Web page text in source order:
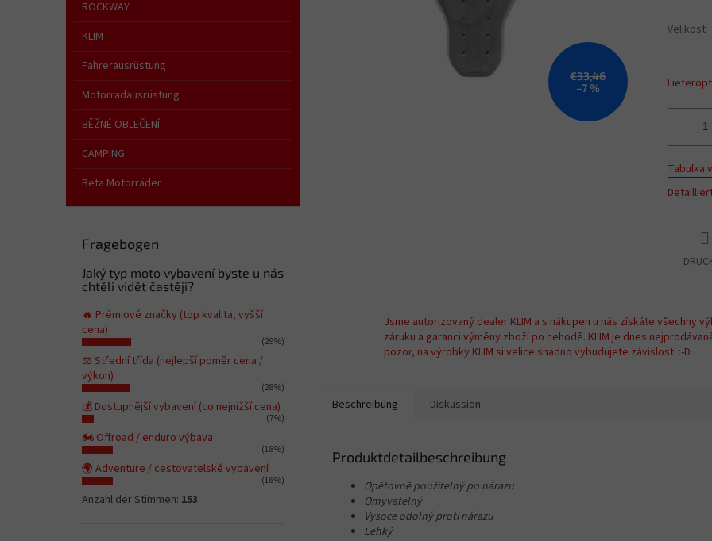
ROCKWAY
KLIM
Fahrerausrüstung
Motorradausrüstung
BĚŽNÉ OBLEČENÍ
CAMPING
Beta Motorräder
Fragebogen
Jaký typ moto vybavení byste u nás
chtěli vidět častěji?
🔥 Prémiové značky (top kvalita, vyšší
cena)
(29%)
⚖️ Střední třída (nejlepší poměr cena /
výkon)
(28%)
💰 Dostupnější vybavení (co nejnižší cena)
(7%)
🏍️ Offroad / enduro výbava
(18%)
🌍 Adventure / cestovatelské vybavení
(18%)
Anzahl der Stimmen: 153
€33,46
–7 %
Velikost
Tabulka
Jsme autorizovaný dealer KLIM a s nákupen u nás získáte všechny
záruku a garanci výměny zboží po nehodě. KLIM je dnes
pozor, na výrobky KLIM si velice snadno vybudujete závislost. :-D
Beschreibung Diskussion
Produktdetailbeschreibung
Opětovně použitelný po nárazu
Omyvatelný
Vysoce odolný proti nárazu
Lehký